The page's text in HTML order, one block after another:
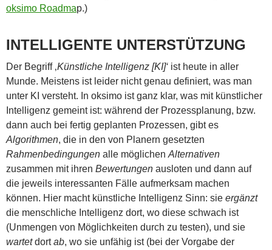
oksimo Roadmap.)
INTELLIGENTE UNTERSTÜTZUNG
Der Begriff ‚Künstliche Intelligenz [KI]‘ ist heute in aller
Munde. Meistens ist leider nicht genau definiert, was man
unter KI versteht. In oksimo ist ganz klar, was mit künstlicher
Intelligenz gemeint ist: während der Prozessplanung, bzw.
dann auch bei fertig geplanten Prozessen, gibt es
Algorithmen, die in den von Planern gesetzten
Rahmenbedingungen alle möglichen Alternativen
zusammen mit ihren Bewertungen ausloten und dann auf
die jeweils interessanten Fälle aufmerksam machen
können. Hier macht künstliche Intelligenz Sinn: sie ergänzt
die menschliche Intelligenz dort, wo diese schwach ist
(Unmengen von Möglichkeiten durch zu testen), und sie
wartetdortab, wo sie unfähig ist (bei der Vorgabe der